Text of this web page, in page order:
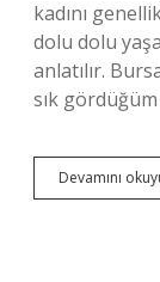
kadını
dolu dolu
anlatılır.
sık
Devamını